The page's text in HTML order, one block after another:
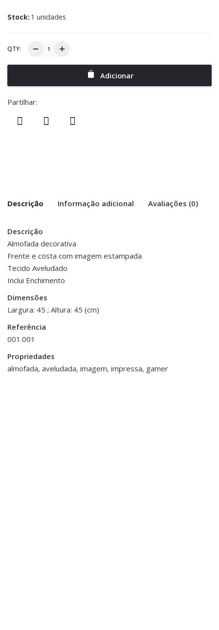
Stock: 1 unidades
QTY:
Adicionar
Partilhar:
Descrição Informação adicional Avaliações (0)
Descrição
Almofada decorativa
Frente e costa com imagem estampada
Tecido Aveludado
Inclui Enchimento
Dimensões
Largura: 45 ; Altura: 45 (cm)
Referência
001.001
Propriedades
almofada, aveludada, imagem, impressa, gamer
Peso
Dimensões 45 × 45 cm
There are no reviews yet.
Be the first to review “Almofada
Decorativa – Gamer”
ESGOTADO
Decoração,
Porta Velas e Velas
Decoração, Flores e Plantas